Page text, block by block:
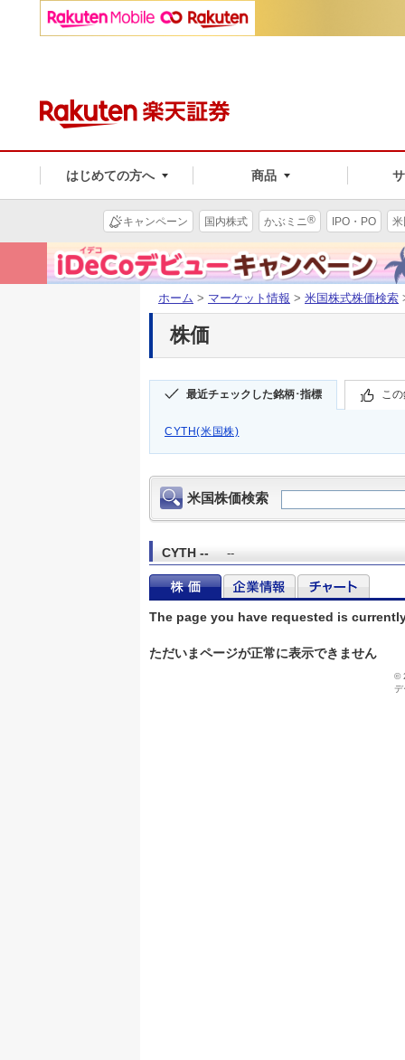
はじめての方へ 商品
キャンペーン 国内株式 かぶミニ® IPO・PO
ホーム > マーケット情報 > 米国株式株価検索
株価
最近チェックした銘柄･指標 こ
CYTH(米国株)